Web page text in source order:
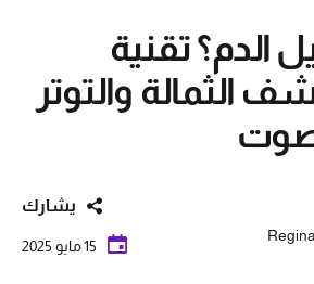
الدم؟ تقنية
الثمالة والتوتر
يشارك
15 مايو 2025